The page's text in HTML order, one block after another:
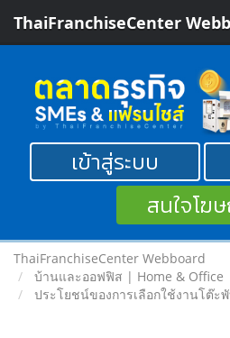
ThaiFranchiseCenter
เข้าสู่ระบบ
สนใจโฆ
ThaiFranchiseCenter Webboard
บ้านและออฟฟิส | Home & Office
ประโยชน์ของการเลือกใช้งานโต๊ะ